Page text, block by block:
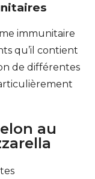
immunitaire
qu’il contient
de différentes
au